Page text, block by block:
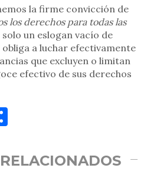
la firme convicción de
los derechos para todas las
un eslogan vacío de
a luchar efectivamente
que excluyen o limitan
efectivo de sus derechos